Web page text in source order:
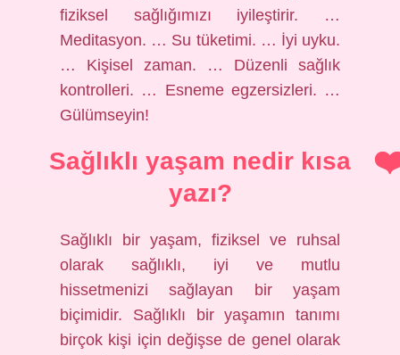
fiziksel sağlığımızı iyileştirir. …
Meditasyon. … Su tüketimi. … İyi uyku.
… Kişisel zaman. … Düzenli sağlık
kontrolleri. … Esneme egzersizleri. …
Gülümseyin!
Sağlıklı yaşam nedir kısa
yazı?
Sağlıklı bir yaşam, fiziksel ve ruhsal
olarak sağlıklı, iyi ve mutlu
hissetmenizi sağlayan bir yaşam
biçimidir. Sağlıklı bir yaşamın tanımı
birçok kişi için değişse de genel olarak